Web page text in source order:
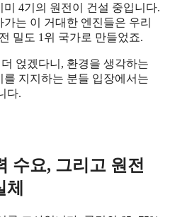
4기의 원전이 건설 중입니다.
는 이 거대한 엔진들은 우리
밀도 1위 국가로 만들었죠.
얹겠다니, 환경을 생각하는
지지하는 분들 입장에서는
다.
수요, 그리고 원전